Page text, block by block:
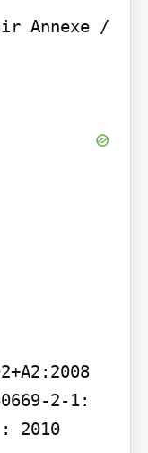
Annexe /
2-1:
2010